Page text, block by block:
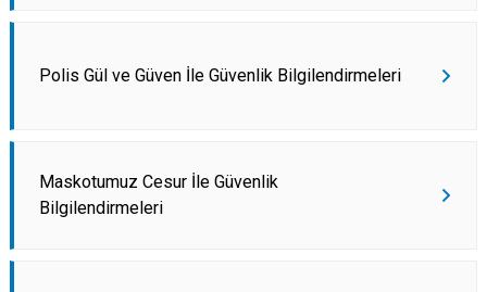
Polis Gül ve Güven İle Güvenlik Bilgilendirmeleri
Maskotumuz Cesur İle Güvenlik
Bilgilendirmeleri